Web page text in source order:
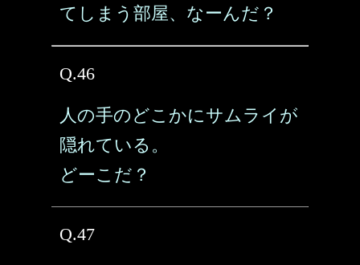
てしまう部屋、なーんだ？
Q.46
人の手のどこかにサムライが
隠れている。
どーこだ？
Q.47